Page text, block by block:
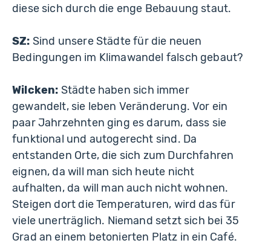
diese sich durch die enge Bebauung staut.
SZ: Sind unsere Städte für die neuen
Bedingungen im Klimawandel falsch gebaut?
Wilcken: Städte haben sich immer
gewandelt, sie leben Veränderung. Vor ein
paar Jahrzehnten ging es darum, dass sie
funktional und autogerecht sind. Da
entstanden Orte, die sich zum Durchfahren
eignen, da will man sich heute nicht
aufhalten, da will man auch nicht wohnen.
Steigen dort die Temperaturen, wird das für
viele unerträglich. Niemand setzt sich bei 35
Grad an einem betonierten Platz in ein Café.